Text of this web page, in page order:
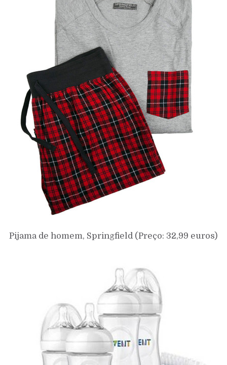
Pijama de homem, Springfield (Preço: 32,99 euros)